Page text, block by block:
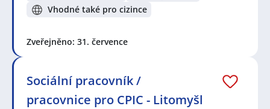
Vhodné také pro cizince
Zveřejněno: 31. července
Sociální pracovník /
pracovnice pro CPIC - Litomyšl